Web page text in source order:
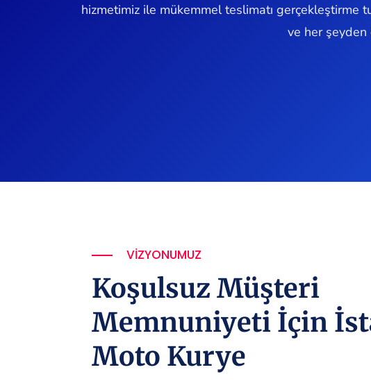
hizmetimiz ile mükemmel teslimatı gerçekleştirme
ve her şeyden
VIZYONUMUZ
Koşulsuz Müşteri
Memnuniyeti İçin
Moto Kurye